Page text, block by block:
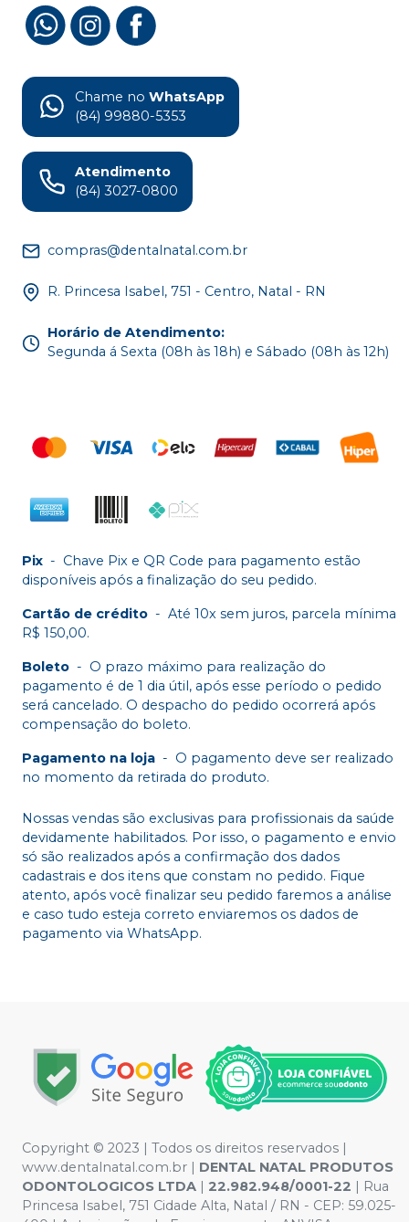
Chame no WhatsApp
(84) 99880-5353
Atendimento
(84) 3027-0800
compras@dentalnatal.com.br
R. Princesa Isabel, 751 - Centro, Natal - RN
Horário de Atendimento:
Segunda á Sexta (08h às 18h) e Sábado (08h às 12h)
Pix - Chave Pix e QR Code para pagamento estão
disponíveis após a finalização do seu pedido.
Cartão de crédito - Até 10x sem juros, parcela mínima
R$ 150,00.
Boleto - O prazo máximo para realização do
pagamento é de 1 dia útil, após esse período o pedido
será cancelado. O despacho do pedido ocorrerá após
compensação do boleto.
Pagamento na loja - O pagamento deve ser realizado
no momento da retirada do produto.
Nossas vendas são exclusivas para profissionais da saúde
devidamente habilitados. Por isso, o pagamento e envio
só são realizados após a confirmação dos dados
cadastrais e dos itens que constam no pedido. Fique
atento, após você finalizar seu pedido faremos a análise
e caso tudo esteja correto enviaremos os dados de
pagamento via WhatsApp.
Copyright © 2023 | Todos os direitos reservados |
www.dentalnatal.com.br | DENTAL NATAL PRODUTOS
ODONTOLOGICOS LTDA | 22.982.948/0001-22 | Rua
Princesa Isabel, 751 Cidade Alta, Natal / RN - CEP: 59.025-